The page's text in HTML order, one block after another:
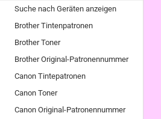
Suche nach Geräten anzeigen
Brother Tintenpatronen
Brother Toner
Brother Original-Patronennummer
Canon Tintepatronen
Canon Toner
Canon Original-Patronennummer